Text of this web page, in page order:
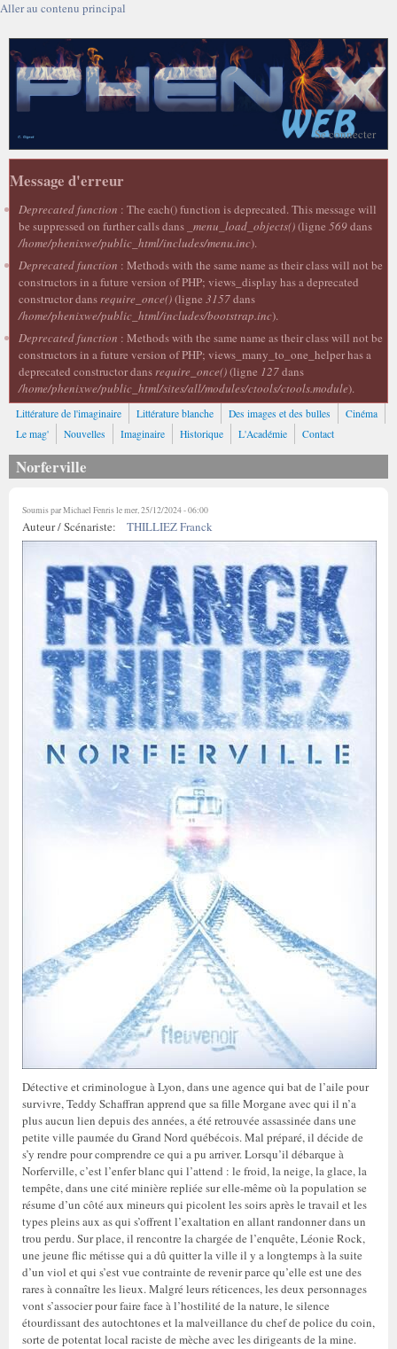
Aller au contenu principal
Se connecter
Message d'erreur
Deprecated function : The each() function is deprecated. This message will
be suppressed on further calls dans _menu_load_objects()(ligne 569dans
/home/phenixwe/public_html/includes/menu.inc).
Deprecated function : Methods with the same name as their class will not be
constructors in a future version of PHP; views_display has a deprecated
constructor dansrequire_once()(ligne 3157dans
/home/phenixwe/public_html/includes/bootstrap.inc).
Deprecated function : Methods with the same name as their class will not be
constructors in a future version of PHP; views_many_to_one_helper has a
deprecated constructor dansrequire_once()(ligne 127dans
/home/phenixwe/public_html/sites/all/modules/ctools/ctools.module).
Littérature de l'imaginaire Littérature blanche Des images et des bulles
Cinéma
Le mag'
Nouvelles Imaginaire Historique L'Académie Contact
Norferville
Soumis parMichael Fenrisle mer, 25/12/2024 - 06:00
Auteur / Scénariste: THILLIEZ Franck
Détective et criminologue à Lyon, dans une agence qui bat de l’aile pour
survivre, Teddy Schaffran apprend que sa fille Morgane avec qui il n’a
plus aucun lien depuis des années, a été retrouvée assassinée dans une
petite ville paumée du Grand Nord québécois. Mal préparé, il décide de
s’y rendre pour comprendre ce qui a pu arriver. Lorsqu’il débarque à
Norferville, c’est l’enfer blanc qui l’attend : le froid, la neige, la glace, la
tempête, dans une cité minière repliée sur elle-même où la population se
résume d’un côté aux mineurs qui picolent les soirs après le travail et les
types pleins aux as qui s’offrent l’exaltation en allant randonner dans un
trou perdu. Sur place, il rencontre la chargée de l’enquête, Léonie Rock,
une jeune flic métisse qui a dû quitter la ville il y a longtemps à la suite
d’un viol et qui s’est vue contrainte de revenir parce qu’elle est une des
rares à connaître les lieux. Malgré leurs réticences, les deux personnages
vont s’associer pour faire face à l’hostilité de la nature, le silence
étourdissant des autochtones et la malveillance du chef de police du coin,
sorte de potentat local raciste de mèche avec les dirigeants de la mine.